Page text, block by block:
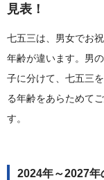
見表！
七五三は、男女でお
年齢が違います。男
子に分けて、七五三
る年齢をあらためて
す。
2024年～2027年